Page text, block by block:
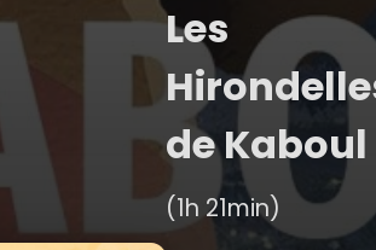
Les
de Kaboul
(1h 21min)